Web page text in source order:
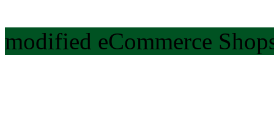
modified eCommerce